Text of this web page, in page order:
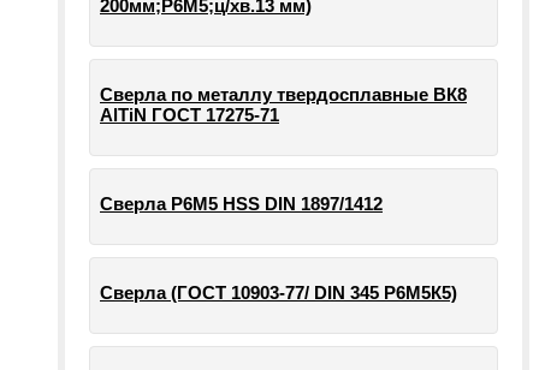
200мм;Р6М5;ц/хв.13 мм)
Сверла по металлу твердосплавные ВК8
AlTiN ГОСТ 17275-71
Сверла Р6М5 HSS DIN 1897/1412
Сверла (ГОСТ 10903-77/ DIN 345 Р6М5К5)